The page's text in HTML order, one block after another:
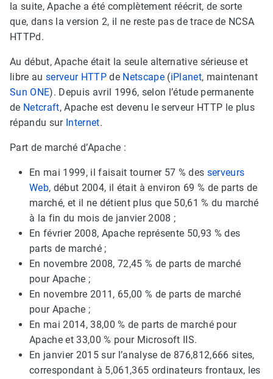
la suite, Apache a été complètement réécrit, de sorte
que, dans la version 2, il ne reste pas de trace de NCSA
HTTPd.
Au début, Apache était la seule alternative sérieuse et
libre au serveur HTTPde Netscape(iPlanet, maintenant
Sun ONE). Depuis avril 1996, selon l’étude permanente
de Netcraft, Apache est devenu le serveur HTTP le plus
répandu sur Internet.
Part de marché d’Apache :
En mai 1999, il faisait tourner 57 % des serveurs
Web, début 2004, il était à environ 69 % de parts de
marché, et il ne détient plus que 50,61 % du marché
à la fin du mois de janvier 2008 ;
En février 2008, Apache représente 50,93 % des
parts de marché ;
En novembre 2008, 72,45 % de parts de marché
pour Apache ;
En novembre 2011, 65,00 % de parts de marché
pour Apache ;
En mai 2014, 38,00 % de parts de marché pour
Apache et 33,00 % pour Microsoft IIS.
En janvier 2015 sur l’analyse de 876,812,666 sites,
correspondant à 5,061,365 ordinateurs frontaux, les